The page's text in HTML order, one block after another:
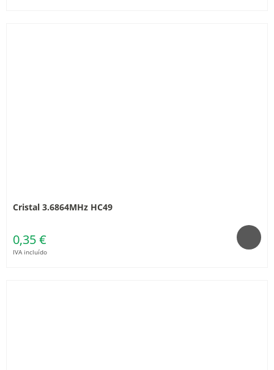
Cristal 3.6864MHz HC49
0,35 €
IVA incluído